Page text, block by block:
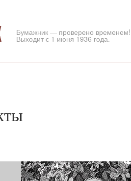
Бумажник — проверено временем!
Выходит с 1 июня 1936 года.